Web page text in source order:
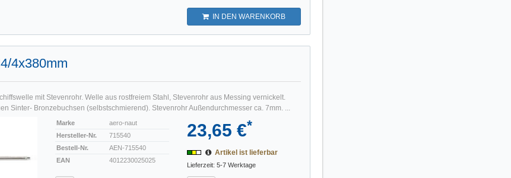
IN DEN WARENKORB
4x380mm
mit Stevenrohr. Welle aus rostfreiem Stahl, Stevenrohr aus Messing vernickelt.
Sinter- Bronzebuchsen (selbstschmierend). Stevenrohr Außendurchmesser ca. 7mm. ...
Marke
aero-naut
Hersteller-Nr.
715540
Bestell-Nr.
AEN-715540
EAN
4012230025025
23,65 €*
Artikel ist lieferbar
Lieferzeit: 5-7 Werktage